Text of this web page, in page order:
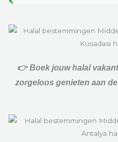
👉 Boek jouw halal
zorgeloos genieten aan